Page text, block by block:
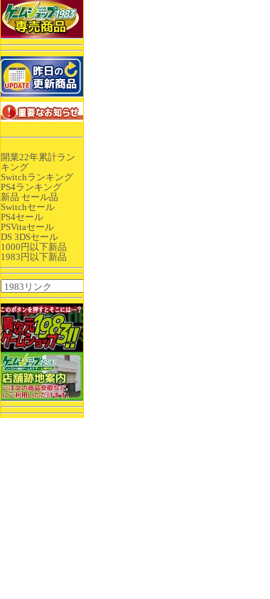
開業22年累計ラン
キング
Switchランキング
PS4ランキング
新品 セール品
Switchセール
PS4セール
PSVitaセール
DS 3DSセール
1000円以下新品
1983円以下新品